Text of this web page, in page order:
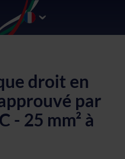
droit en
par
- 25 mm² à